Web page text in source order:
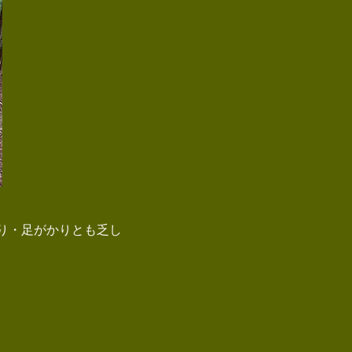
・足がかりとも乏し